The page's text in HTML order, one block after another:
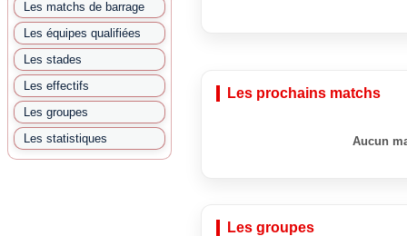
Les matchs de barrage
Les équipes qualifiées
Les stades
Les effectifs
Les groupes
Les statistiques
Les prochains matchs
Aucun
Les groupes